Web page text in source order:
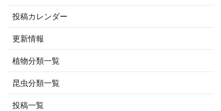
投稿カレンダー
更新情報
植物分類一覧
昆虫分類一覧
投稿一覧